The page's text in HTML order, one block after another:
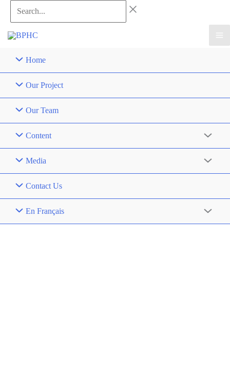
content
Search...
Home
Our Project
Our Team
Content
Media
Contact Us
En Français